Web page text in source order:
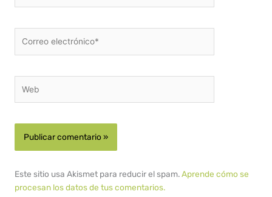
electrónico*
Este sitio usa Akismet para reducir el spam.Aprende cómo se
procesan los datos de tus comentarios.